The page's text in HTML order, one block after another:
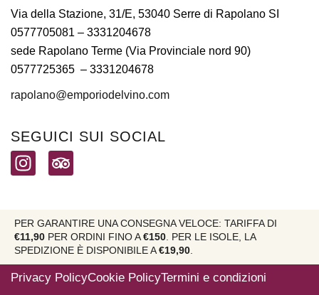
Via della Stazione, 31/E, 53040 Serre di Rapolano SI
0577705081 – 3331204678
sede Rapolano Terme (Via Provinciale nord 90)
0577725365 – 3331204678
rapolano@emporiodelvino.com
SEGUICI SUI SOCIAL
PER GARANTIRE UNA CONSEGNA VELOCE: TARIFFA DI
€11,90 PER ORDINI FINO A€150 . PER LE ISOLE, LA
SPEDIZIONE È DISPONIBILE A€19,90
Privacy PolicyCookie PolicyTermini e condizioni